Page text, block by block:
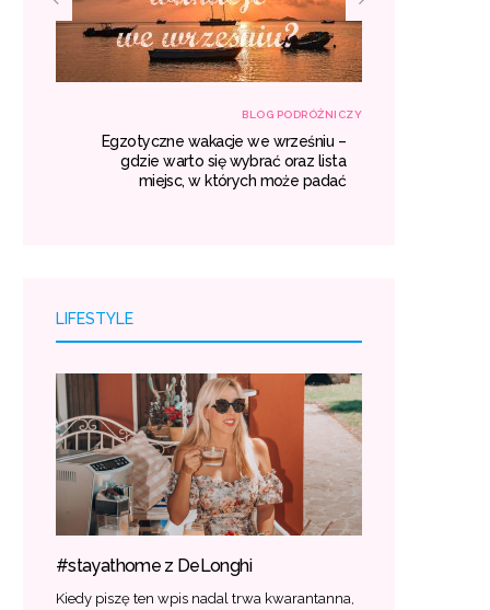
BLOG PODRÓŻNICZY
Egzotyczne wakacje we wrześniu –
gdzie warto się wybrać oraz lista
miejsc, w których może padać
LIFESTYLE
#stayathome z DeLonghi
Kiedy piszę ten wpis nadal trwa kwarantanna,